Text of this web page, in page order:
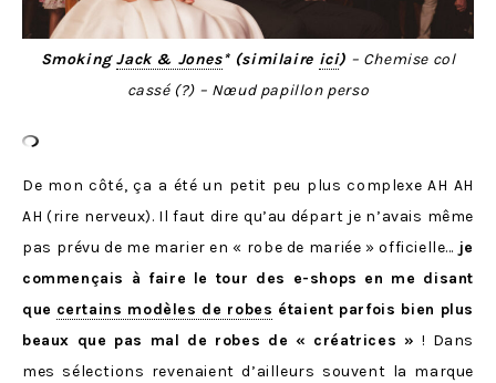
SmokingJack & Jones* (similaire ici) – Chemise col
cassé (?) – Nœud papillon perso
De mon côté, ça a été un petit peu plus complexe AH AH
AH (rire nerveux). Il faut dire qu’au départ je n’avais même
pas prévu de me marier en « robe de mariée » officielle… je
commençais à faire le tour des e-shops en me disant
que certains modèles de robes étaient parfois bien plus
beaux que pas mal de robes de « créatrices »! Dans
mes sélections revenaient d’ailleurs souvent la marque